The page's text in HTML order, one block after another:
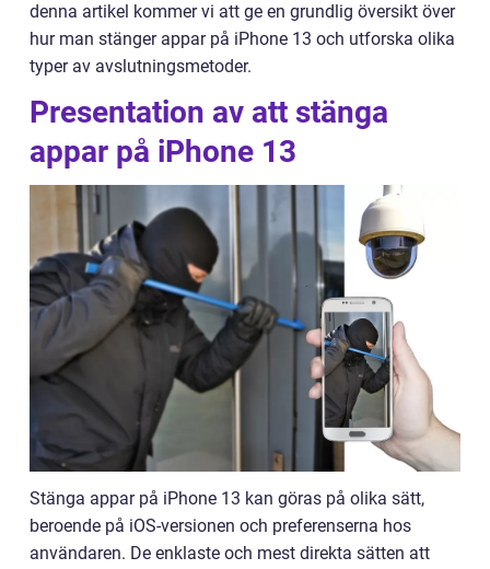
denna artikel kommer vi att ge en grundlig översikt över
hur man stänger appar på iPhone 13 och utforska olika
typer av avslutningsmetoder.
Presentation av att stänga
appar på iPhone 13
Stänga appar på iPhone 13 kan göras på olika sätt,
beroende på iOS-versionen och preferenserna hos
användaren. De enklaste och mest direkta sätten att